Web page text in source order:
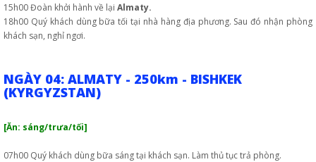
15h00 Đoàn khởi hành về lại Almaty.
18h00 Quý khách dùng bữa tối tại nhà hàng địa phương. Sau đó nhận phòng
khách sạn, nghỉ ngơi.
NGÀY 04: ALMATY - 250km - BISHKEK
(KYRGYZSTAN)
[Ăn: sáng/trưa/tối]
07h00 Quý khách dùng bữa sáng tại khách sạn. Làm thủ tục trả phòng.